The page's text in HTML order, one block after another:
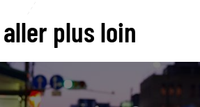
plus loin